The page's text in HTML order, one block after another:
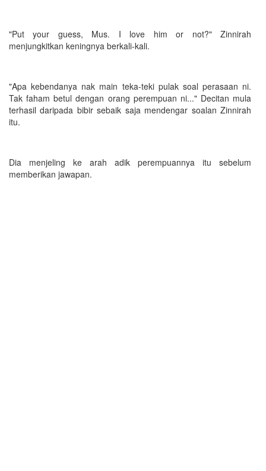
"Put your guess, Mus. I love him or not?" Zinnirah
menjungkitkan keningnya berkali-kali.
"Apa kebendanya nak main teka-teki pulak soal perasaan ni.
Tak faham betul dengan orang perempuan ni..." Decitan mula
terhasil daripada bibir sebaik saja mendengar soalan Zinnirah
itu.
Dia menjeling ke arah adik perempuannya itu sebelum
memberikan jawapan.